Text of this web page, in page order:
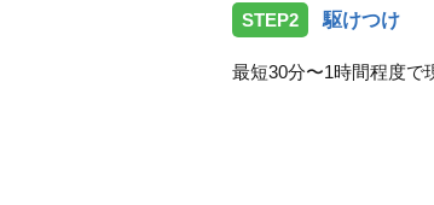
STEP2 駆けつけ
最短30分〜1時間程度で